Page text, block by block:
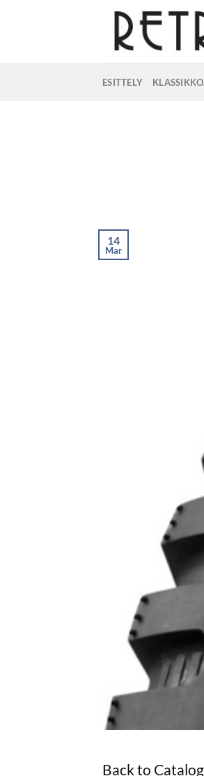
ESITTELY
14
Mar
Back to Catalog